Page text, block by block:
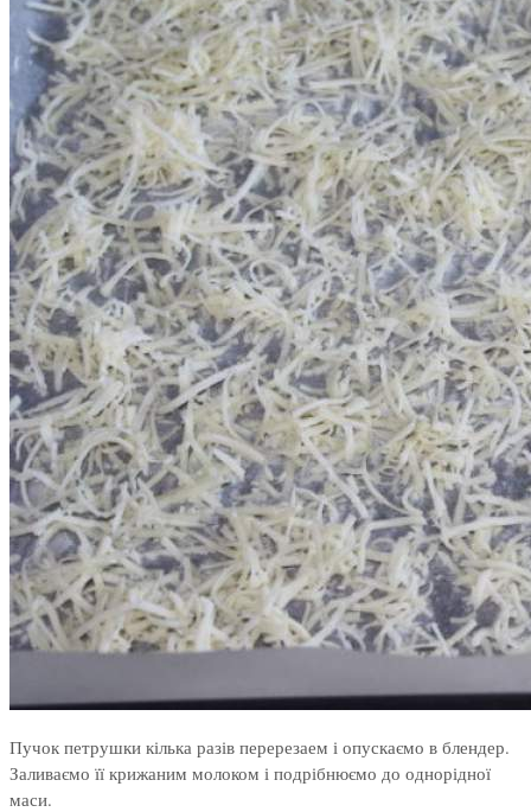
Пучок петрушки кілька разів перерезаем і опускаємо в блендер.
Заливаємо її крижаним молоком і подрібнюємо до однорідної
маси.